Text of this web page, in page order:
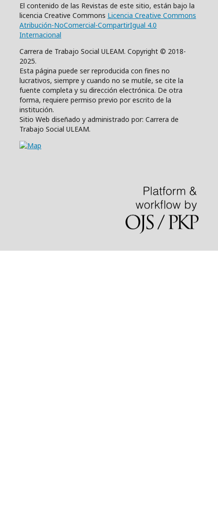
El contenido de las Revistas de este sitio, están bajo la
licencia Creative Commons Licencia Creative Commons
Atribución-NoComercial-CompartirIgual 4.0
Internacional
Carrera de Trabajo Social ULEAM. Copyright © 2018-
2025.
Esta página puede ser reproducida con fines no
lucrativos, siempre y cuando no se mutile, se cite la
fuente completa y su dirección electrónica. De otra
forma, requiere permiso previo por escrito de la
institución.
Sitio Web diseñado y administrado por: Carrera de
Trabajo Social ULEAM.